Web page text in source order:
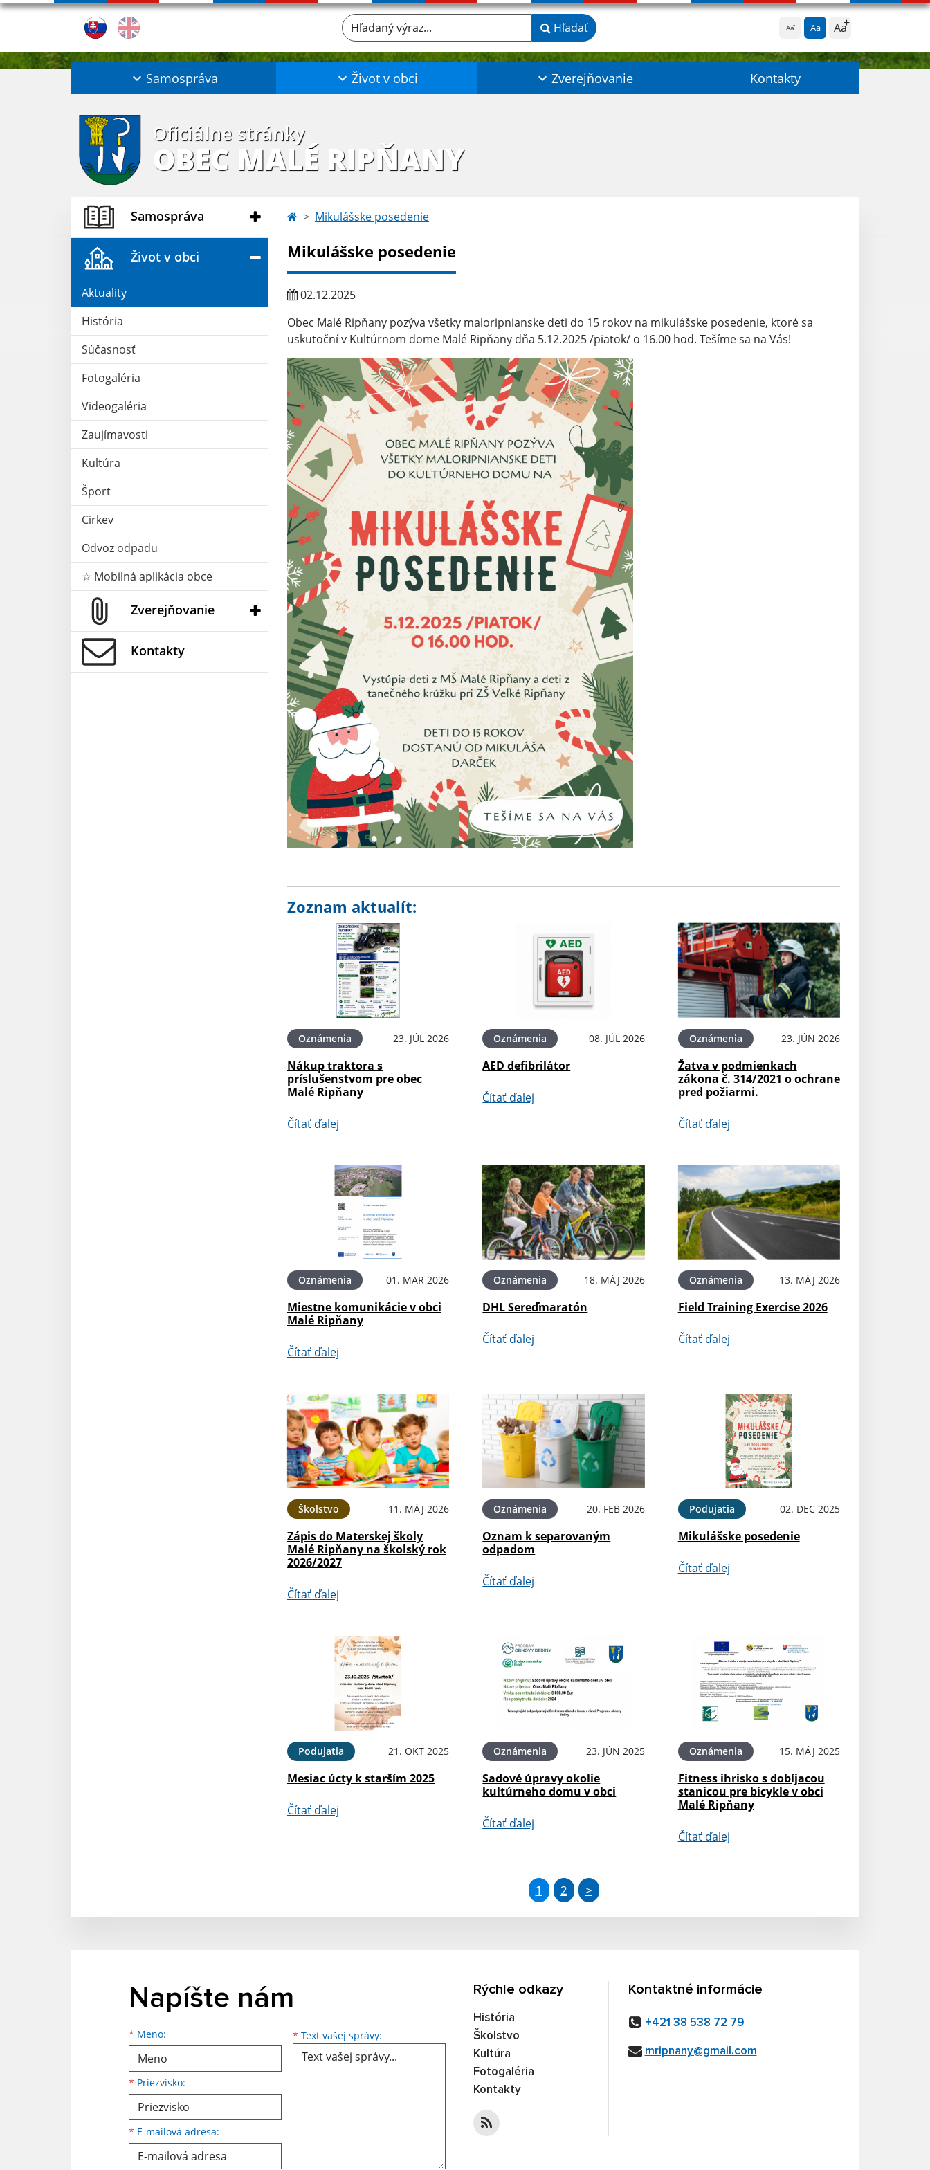
Aa Aa Aa
Hľadaný výraz... Hľadať
Samospráva Život v obci Zverejňovanie Kontakty
Oficiálne stránky
OBEC MALÉ RIPŇANY
Samospráva
Život v obci
Aktuality
História
Súčasnosť
Fotogaléria
Videogaléria
Zaujímavosti
Kultúra
Šport
Cirkev
Odvoz odpadu
☆ Mobilná aplikácia obce
Zverejňovanie
Kontakty
Mikulášske posedenie
Mikulášske posedenie
02.12.2025
Obec Malé Ripňany pozýva všetky maloripnianske deti do 15 rokov na mikulášske posedenie, ktoré sa
uskutoční v Kultúrnom dome Malé Ripňany dňa 5.12.2025 /piatok/ o 16.00 hod. Tešíme sa na Vás!
Zoznam aktualít:
Oznámenia 23. JÚL 2026
Nákup traktora s
príslušenstvom pre obec
Malé Ripňany
Čítať ďalej
Oznámenia 08. JÚL 2026
AED defibrilátor
Čítať ďalej
Oznámenia 23. JÚN 2026
Žatva v podmienkach
zákona č. 314/2021 o ochrane
pred požiarmi.
Čítať ďalej
Oznámenia 01. MAR 2026
Miestne komunikácie v obci
Malé Ripňany
Čítať ďalej
Oznámenia 18. MÁJ 2026
DHL Sereďmaratón
Čítať ďalej
Oznámenia 13. MÁJ 2026
Field Training Exercise 2026
Čítať ďalej
Školstvo 11. MÁJ 2026
Zápis do Materskej školy
Malé Ripňany na školský rok
2026/2027
Čítať ďalej
Oznámenia 20. FEB 2026
Oznam k separovaným
odpadom
Čítať ďalej
Podujatia 02. DEC 2025
Mikulášske posedenie
Čítať ďalej
Podujatia 21. OKT 2025
Mesiac úcty k starším 2025
Čítať ďalej
Oznámenia 23. JÚN 2025
Sadové úpravy okolie
kultúrneho domu v obci
Čítať ďalej
Oznámenia 15. MÁJ 2025
Fitness ihrisko s dobíjacou
stanicou pre bicykle v obci
Malé Ripňany
Čítať ďalej
1 2 >
Napíšte nám
* Meno:
Meno
* Priezvisko:
Priezvisko
* E-mailová adresa:
E-mailová adresa * Text vašej správy: Text vašej správy...
Rýchle odkazy
História
Školstvo
Kultúra
Fotogaléria
Kontakty
Kontaktné informácie
+421 38 538 72 79
mripnany@gmail.com